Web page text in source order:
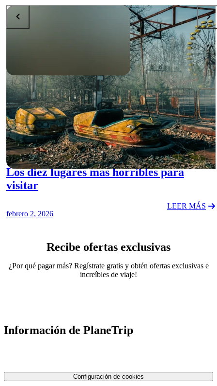
DESTINATIONS
Los diez lugares mas horribles para
visitar
febrero 2, 2026
LEER MÁS
Recibe ofertas exclusivas
¿Por qué pagar más? Regístrate gratis y obtén ofertas exclusivas e
increíbles de viaje!
Información de PlaneTrip
Configuración de cookies